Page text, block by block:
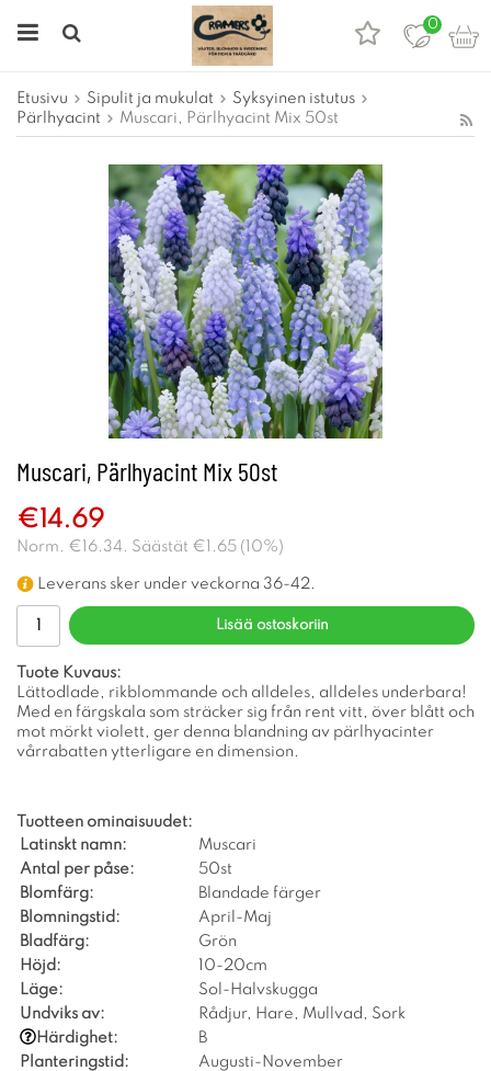
0
Etusivu Sipulit ja mukulat
Syksyinen istutus
Pärlhyacint
Muscari, Pärlhyacint Mix 50st
Muscari, Pärlhyacint Mix 50st
€14.69
Norm. €16.34 . Säästät €1.65 ( 10%)
Leverans sker under veckorna 36-42.
Lisää ostoskoriin
Tuote Kuvaus:
Lättodlade, rikblommande och alldeles, alldeles underbara!
Med en färgskala som sträcker sig från rent vitt, över blått och
mot mörkt violett, ger denna blandning av pärlhyacinter
vårrabatten ytterligare en dimension.
Tuotteen ominaisuudet:
Latinskt namn:
Muscari
Antal per påse:
50st
Blomfärg:
Blandade färger
Blomningstid:
April-Maj
Bladfärg:
Grön
Höjd:
10-20cm
Läge:
Sol-Halvskugga
Undviks av:
Rådjur, Hare, Mullvad, Sork
Härdighet:
B
Planteringstid:
Augusti-November